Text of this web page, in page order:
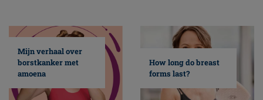
Mijn verhaal over
borstkanker met
amoena
How long do breast
forms last?